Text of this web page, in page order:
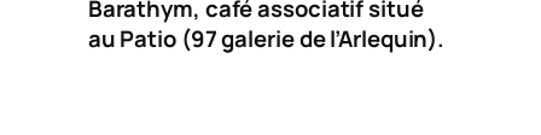
Barathym, café associatif situé
au Patio (97 galerie de l’Arlequin).